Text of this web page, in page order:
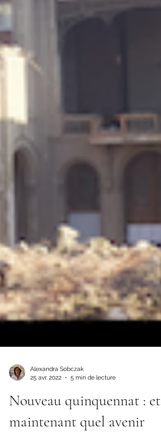
25 avr. 2022
5 min de lecture